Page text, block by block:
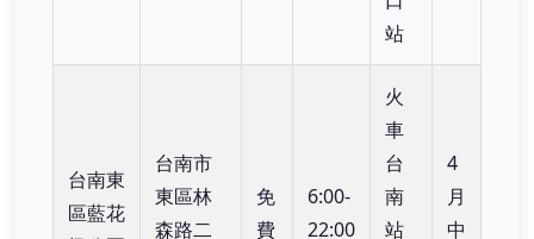
站
台南東
區藍花
台南市
東區林
森路二
免
費
6:00-
22:00
火
車
台
南
站
4
月
中